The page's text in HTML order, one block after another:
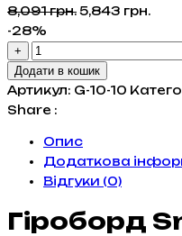
8,091грн.Оригінальна
5,843 грн.
-28%
+
Гіроборд
Smart
Balance
Wheel
Premium
New
Вогонь
Лід
Додати в кошик
Артикул: G-10-10
Share :
Опис
Додаткова
Відгуки (0)
Гіроборд